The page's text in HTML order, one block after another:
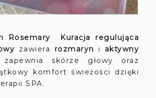
Rosemary Kuracja regulująca
zawiera rozmaryn i
aktywny
skórze głowy oraz
komfort świeżości dzięki
SPA.